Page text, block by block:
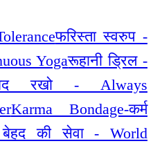
फरिस्ता स्वरुप -
Yogaरूहानी ड्रिल -
रखो - Always
Karma Bondage-कर्म
बेहद की सेवा - World